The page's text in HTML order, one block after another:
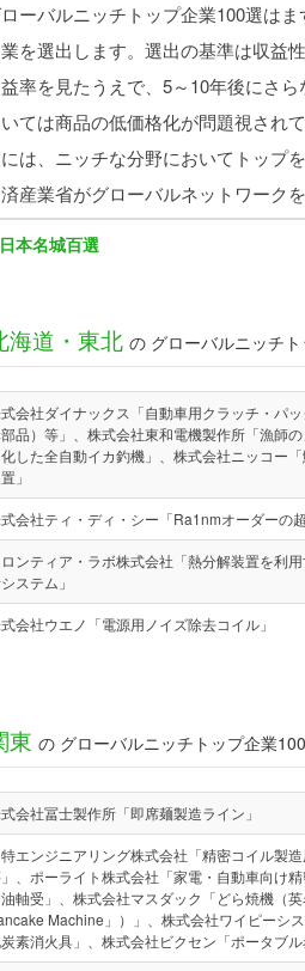
ーバルニッチトップ企業100選は
を選出します。選出の基準は収益
率を見たうえで、5～10年後にさ
ては商品の低価格化が問題視され
は、ニッチな分野においてトップ
産業省がグローバルネットワーク
本名城百選
海道・東北 の グローバルニッチ
会社ダイナックス「自動車用クラッチ・パ
品）等」、株式会社東和電機製作所「漁師
した全自動イカ釣機」、株式会社ニッコー
」
会社ティ・ディ・シー「Ra1nmオーダーの
ンティア・ラボ株式会社「熱分解装置を利
ステム」
会社ウエノ「電源用ノイズ除去コイル」
東 の グローバルニッチトップ企業
会社冨士製作所「即席麺製造ライン」
エンジニアリング株式会社「精密コイル製
、ポーライト株式会社「家電・自動車向け
軸受」、株式会社マスダック「どら焼機（
Machine」）」、株式会社ワイピーシ
素消火具」、株式会社ビクセン「ポータブル